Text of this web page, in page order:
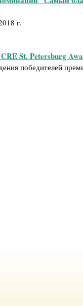
г.
St. Petersburg
победителей